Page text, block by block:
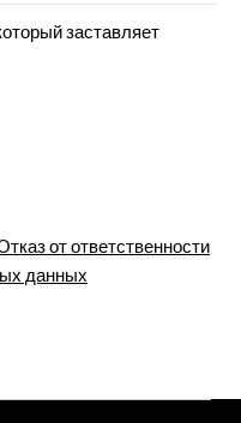
заставляет
от ответственности
данных